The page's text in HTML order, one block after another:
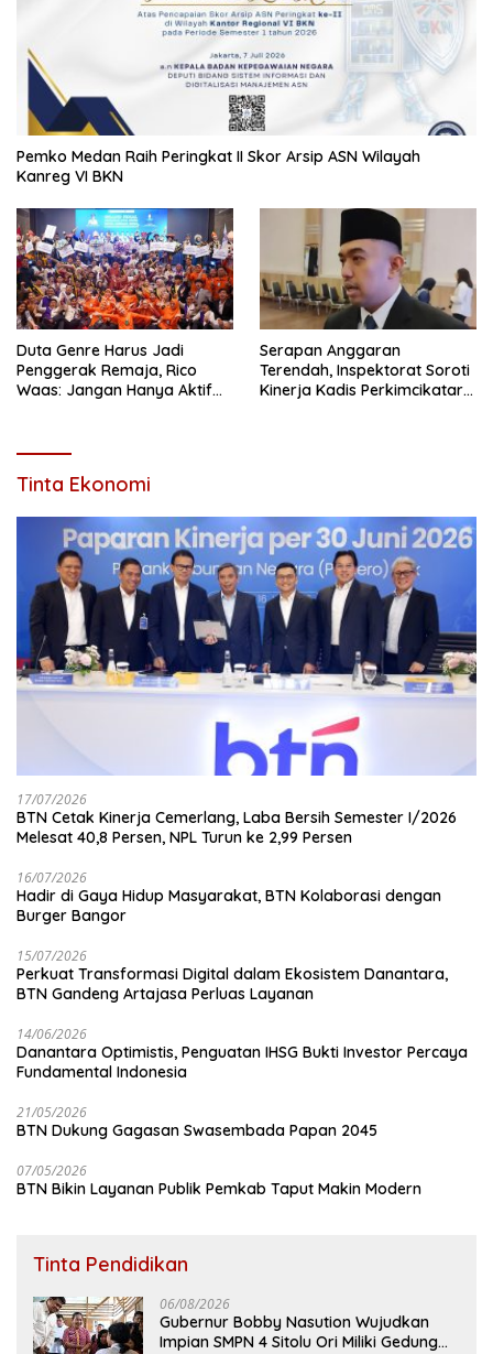
Pemko Medan Raih Peringkat II Skor Arsip ASN Wilayah
Kanreg VI BKN
Duta Genre Harus Jadi
Penggerak Remaja, Rico
Waas: Jangan Hanya Aktif
Serapan Anggaran
Terendah, Inspektorat Soroti
Kinerja Kadis Perkimcikataru
Tinta Ekonomi
17/07/2026
BTN Cetak Kinerja Cemerlang, Laba Bersih Semester I/2026
Melesat 40,8 Persen, NPL Turun ke 2,99 Persen
16/07/2026
Hadir di Gaya Hidup Masyarakat, BTN Kolaborasi dengan
Burger Bangor
15/07/2026
Perkuat Transformasi Digital dalam Ekosistem Danantara,
BTN Gandeng Artajasa Perluas Layanan
14/06/2026
Danantara Optimistis, Penguatan IHSG Bukti Investor Percaya
Fundamental Indonesia
21/05/2026
BTN Dukung Gagasan Swasembada Papan 2045
07/05/2026
BTN Bikin Layanan Publik Pemkab Taput Makin Modern
Tinta Pendidikan
06/08/2026
Gubernur Bobby Nasution Wujudkan
Impian SMPN 4 Sitolu Ori Miliki Gedung